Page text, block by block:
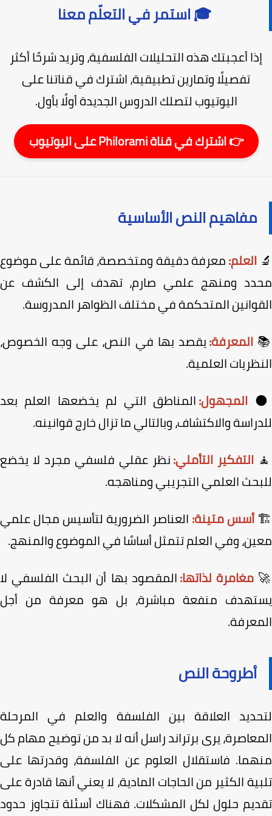
🎓 استمر في التعلّم معنا
أعجبتك هذه التحليلات الفلسفية، وتريد شرحًا أكثر
تفصيلًا وتمارين تطبيقية، اشترك في قناتنا على
اليوتيوب لتصلك الدروس الجديدة أولًا بأول.
👉 اشترك في قناة Philorami على اليوتيوب
مفاهيم النص الأساسية
العلم:معرفة دقيقة ومتخصصة، قائمة على موضوع
ومنهج علمي صارم، تهدف إلى الكشف عن
المتحكمة في مختلف الظواهر المدروسة.
المعرفة:يقصد بها في النص، على وجه الخصوص،
العلمية.
المجهول:المناطق التي لم يخضعها العلم بعد
والاكتشاف، وبالتالي ما تزال خارج قوانينه.
التفكير التأملي:نظر عقلي فلسفي مجرد لا يخضع
العلمي التجريبي ومناهجه.
أسس متينة:العناصر الضرورية لتأسيس مجال علمي
وفي العلم تتمثل أساسًا في الموضوع والمنهج.
مغامرة لذاتها:المقصود بها أن البحث الفلسفي لا
منفعة مباشرة، بل هو معرفة من أجل
أطروحة النص
العلاقة بين الفلسفة والعلم في المرحلة
يرى برتراند راسل أنه لا بد من توضيح مهام كل
فاستقلال العلوم عن الفلسفة، وقدرتها على
الكثير من الحاجات المادية، لا يعني أنها قادرة على
حلول لكل المشكلات. فهناك أسئلة تتجاوز حدود